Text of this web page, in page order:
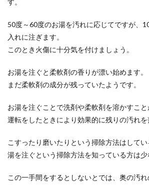
す。
50度～60度のお湯を汚れに応じてですが、
入れに注ぎます。
このとき火傷に十分気を付けましょう。
お湯を注ぐと柔軟剤の香りが漂い始めます。
まだ柔軟剤の成分が残っていたようです。
お湯を注ぐことで洗剤や柔軟剤を溶かすこ
運転をしたときにより効果的に残りの汚れを
こすったり磨いたりという掃除方法はして
湯を注ぐという掃除方法を知っている方は少
この一手間をするとしないとでは、奥の汚